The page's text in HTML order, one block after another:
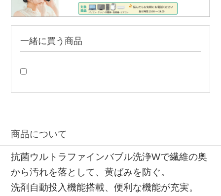
一緒に買う商品
商品について
抗菌ウルトラファインバブル洗浄Wで繊維の奥
から汚れを落として、黄ばみを防ぐ。
洗剤自動投入機能搭載、便利な機能が充実。